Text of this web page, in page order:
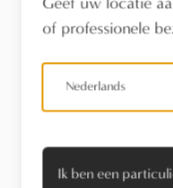
of professionele
Nederlands
Ik ben een